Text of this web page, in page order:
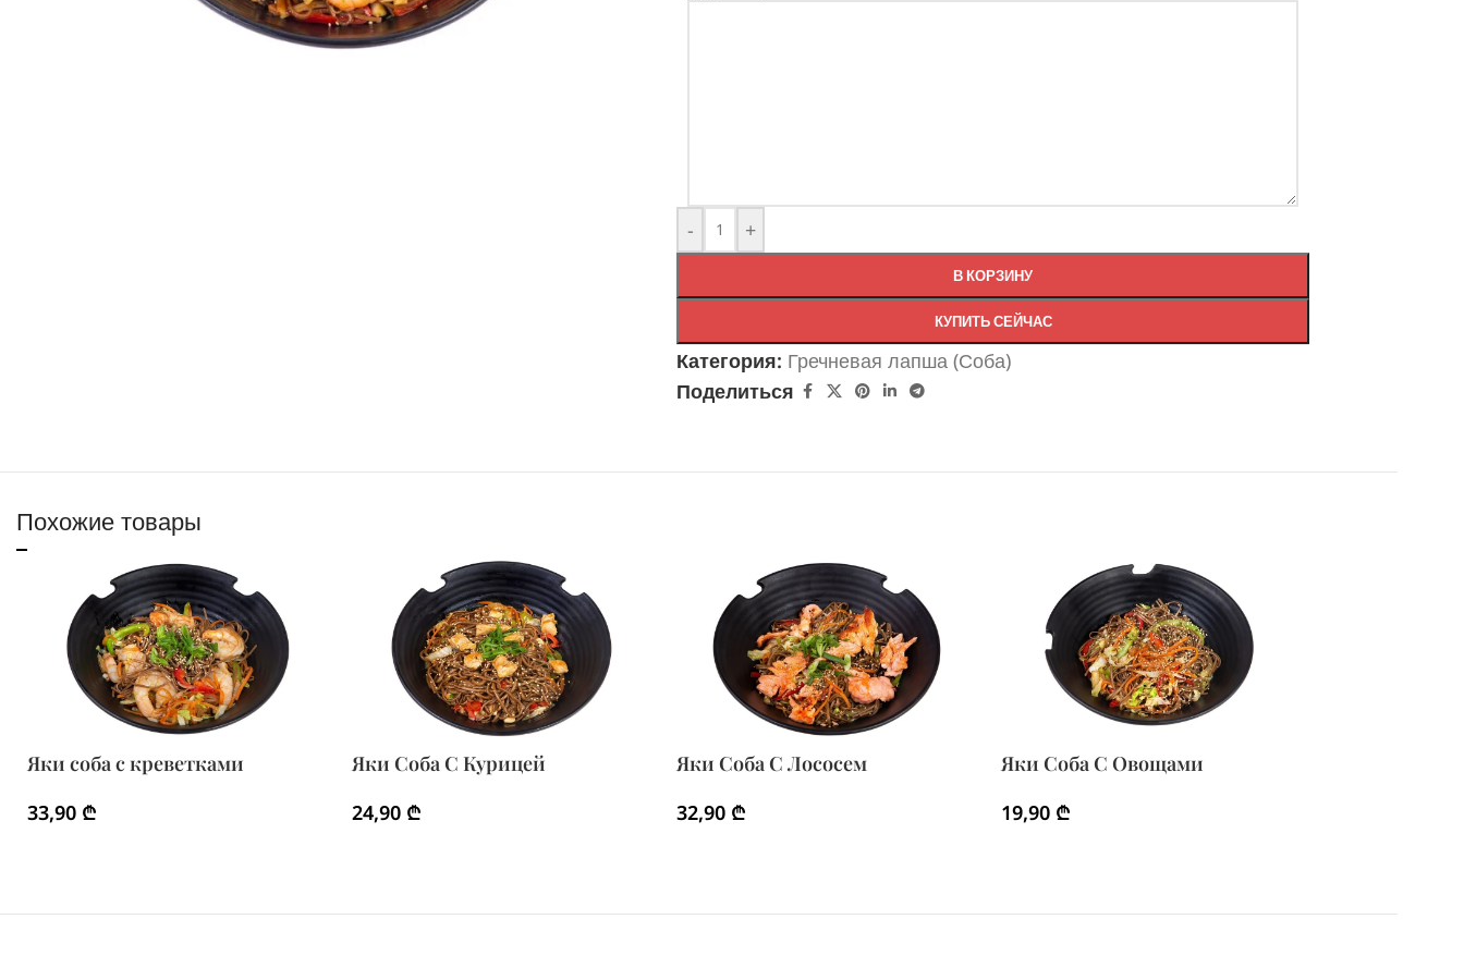
- +
В КОРЗИНУ
КУПИТЬ СЕЙЧАС
Категория: Гречневая лапша (Соба)
Поделиться
Похожие товары
Яки соба с креветками
33,90 ₾
Яки Соба С Курицей
24,90 ₾
Яки Соба С Лососем
32,90 ₾
Яки Соба С Овощами
19,90 ₾